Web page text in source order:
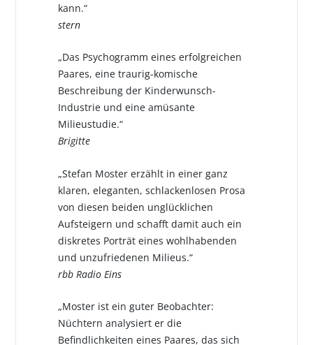
kann.“
stern
„Das Psychogramm eines erfolgreichen
Paares, eine traurig-komische
Beschreibung der Kinderwunsch-
Industrie und eine amüsante
Milieustudie.“
Brigitte
„Stefan Moster erzählt in einer ganz
klaren, eleganten, schlackenlosen Prosa
von diesen beiden unglücklichen
Aufsteigern und schafft damit auch ein
diskretes Porträt eines wohlhabenden
und unzufriedenen Milieus.“
rbb Radio Eins
„Moster ist ein guter Beobachter:
Nüchtern analysiert er die
Befindlichkeiten eines Paares, das sich